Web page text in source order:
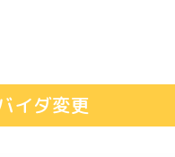
イダ変更